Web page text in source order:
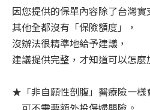
因您提供的保單內容除了台灣實
其他全都沒有「保險額度」，
沒辦法很精準地給予建議，
建議提供完整，才知道可以怎麼
★「非自願性剖腹」醫療險一樣